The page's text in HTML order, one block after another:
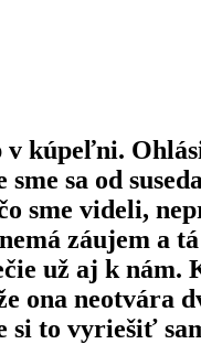
kúpeľni.
sa od
sme videli,
záujem a
už aj k nám.
ona neotvára
to vyriešiť